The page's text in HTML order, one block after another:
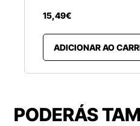
15,49€
ADICIONAR AO
PODERÁS